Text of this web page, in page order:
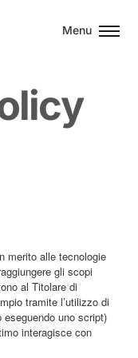
Menu
licy
merito alle tecnologie
gli scopi
al Titolare di
tramite l’utilizzo di
uno script)
interagisce con